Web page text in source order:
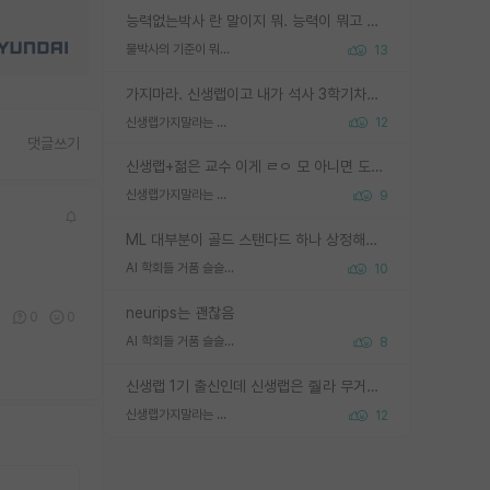
능력없는박사 란 말이지 뭐. 능력이 뭐고 능력이 있다는게 뭔지는 사람마다 기준이 다르니까 얘기해봐야 서로 자기 기준만 얘기해서 논쟁이 끝이 안나고. 주위에서 능력있고 야심있는 신입생이 교수가 유의미한 피드백을 아예 안주면서 제대로된 과제에 참여해볼 기회도 제공하지 않고 잡일 뺑뺑이만 돌려서 맨날 단순작업만 하면서 밤새다가 눈빛이 점점 죽어가는걸 본 사람은 물박사는 교수탓이라고 하고, 교수는 이것저것 알려도 주고 기회도 주고 사수 동기 붙여주면서 어떻게든 끌고가려고 하는데 본인이 매일 뺀질거리면서 출근 하는둥마는둥 하다가 기껏 와서도 폰이나 쳐다보다가 실험 망치고 저녁약속있어서 먼저 가볼게요~ 하는걸 본 사람은 물박사는 본인탓이라고 함.
물박사의 기준이 뭐임? 13
가지마라. 신생랩이고 내가 석사 3학기차인데 최고참인데 나도 아무것도 모르는데 교수가 후배들 왜 논문 교육 안시키냐. 논문 왜 안 써오냐 닦달한다
신생랩가지말라는 이유가 있었구나 12
신생랩+젊은 교수 이게 ㄹㅇ 모 아니면 도인듯.
신생랩가지말라는 이유가 있었구나 9
ML 대부분이 골드 스탠다드 하나 상정해놓고 (벤치마크 데이터셋이 여러 개면 여러 개 상정) 그거 얼마나 잘 맞추나 싸움임 가끔 번뜩이는 설계 철학을 보여주는 논문들도 있지만 대부분 그거 성적 얼마나 더 올리느라에 혈안이 되어 있는 측면이 잇음
AI 학회들 거품 슬슬 지적이 나오네요 10
neurips는 괜찮음
AI 학회들 거품 슬슬 지적이 나오네요 8
신생랩 1기 출신인데 신생랩은 줠라 무거운 바벨 같은거임. 들면 대박인데 못들면 깔려 죽음. 아무도 알려주지 않는 환경에서 자생해야하지만, 일단 살아남았다면 그 어떤 사람보다 악착같고 생존력 높은 사람으로 거듭날 수 있음
신생랩가지말라는 이유가 있었구나 12
댓글쓰기